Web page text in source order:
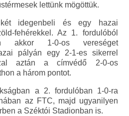
lettünk mögöttük.
idegenbeli és egy hazai
fehérekkel. Az 1. fordulóból
akkor 1-0-os vereséget
pályán egy 2-1-es sikerrel
aztán a címvédő 2-0-os
a három pontot.
a 2. fordulóban 1-0-ra
az FTC, majd ugyanilyen
a Széktói Stadionban is.